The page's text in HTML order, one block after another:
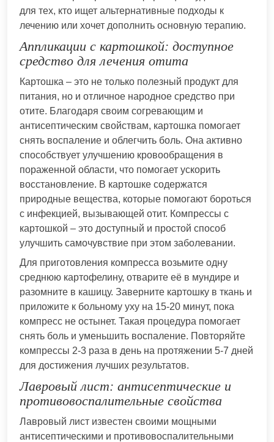
для тех, кто ищет альтернативные подходы к
лечению или хочет дополнить основную терапию.
Аппликации с картошкой: доступное
средство для лечения отита
Картошка – это не только полезный продукт для
питания, но и отличное народное средство при
отите. Благодаря своим согревающим и
антисептическим свойствам, картошка помогает
снять воспаление и облегчить боль. Она активно
способствует улучшению кровообращения в
пораженной области, что помогает ускорить
восстановление. В картошке содержатся
природные вещества, которые помогают бороться
с инфекцией, вызывающей отит. Компрессы с
картошкой – это доступный и простой способ
улучшить самочувствие при этом заболевании.
Для приготовления компресса возьмите одну
среднюю картофелину, отварите её в мундире и
разомните в кашицу. Заверните картошку в ткань и
приложите к больному уху на 15-20 минут, пока
компресс не остынет. Такая процедура помогает
снять боль и уменьшить воспаление. Повторяйте
компрессы 2-3 раза в день на протяжении 5-7 дней
для достижения лучших результатов.
Лавровый лист: антисептические и
противовоспалительные свойства
Лавровый лист известен своими мощными
антисептическими и противовоспалительными